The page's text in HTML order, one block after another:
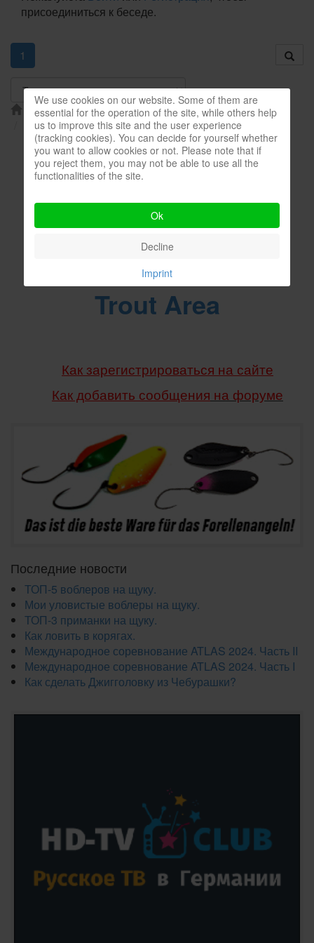
присоединиться к беседе.
1
Форум Общий раздел LILIX
Разное
музыкальная пауза
Работает на Kunena форум
ГИМН LILIX
Trout Area
Как зарегистрироваться на сайте
Как добавить сообщения на форуме
Последние новости
ТОП-5 воблеров на щуку.
Мои уловистые воблеры на щуку.
ТОП-3 приманки на щуку.
Как ловить в корягах.
Международное соревнование ATLAS 2024. Часть II
Международное соревнование ATLAS 2024. Часть I
Как сделать Джигголовку из Чебурашки?
We use cookies on our website. Some of them are
essential for the operation of the site, while others help
us to improve this site and the user experience
(tracking cookies). You can decide for yourself whether
you want to allow cookies or not. Please note that if
you reject them, you may not be able to use all the
functionalities of the site.
Ok
Decline
Imprint